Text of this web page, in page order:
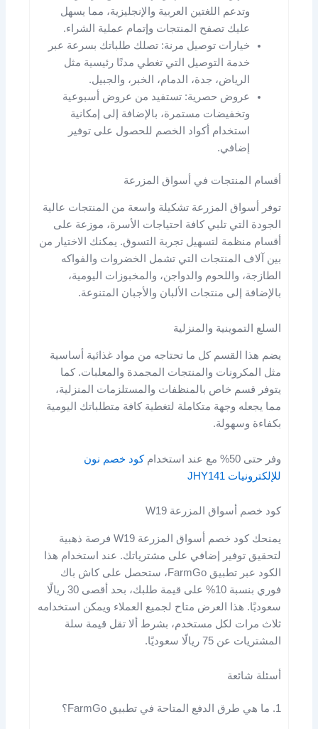
وتدعم اللغتين العربية والإنجليزية، مما يسهل
عليك تصفح المنتجات وإتمام عملية الشراء.
خيارات توصيل مرنة: تصلك طلباتك بسرعة عبر
خدمة التوصيل التي تغطي مدنًا رئيسية مثل
الرياض، جدة، الدمام، الخبر، والجبيل.
عروض حصرية: تستفيد من عروض أسبوعية
وتخفيضات مستمرة، بالإضافة إلى إمكانية
استخدام أكواد الخصم للحصول على توفير
إضافي.
أقسام المنتجات في أسواق المزرعة
توفر أسواق المزرعة تشكيلة واسعة من المنتجات عالية
الجودة التي تلبي كافة احتياجات الأسرة، موزعة على
أقسام منظمة لتسهيل تجربة التسوق. يمكنك الاختيار من
بين آلاف المنتجات التي تشمل الخضروات والفواكه
الطازجة، واللحوم والدواجن، والمخبوزات اليومية،
بالإضافة إلى منتجات الألبان والأجبان المتنوعة.
السلع التموينية والمنزلية
يضم هذا القسم كل ما تحتاجه من مواد غذائية أساسية
مثل المكرونات والمنتجات المجمدة والمعلبات. كما
يتوفر قسم خاص بالمنظفات والمستلزمات المنزلية،
مما يجعله وجهة متكاملة لتغطية كافة متطلباتك اليومية
بكفاءة وسهولة.
وفر حتى 50% مع عند استخدام
كود خصم نون
للإلكترونيات JHY141
كود خصم أسواق المزرعة W19
يمنحك كود خصم أسواق المزرعة W19 فرصة ذهبية
لتحقيق توفير إضافي على مشترياتك. عند استخدام هذا
الكود عبر تطبيق FarmGo، ستحصل على كاش باك
فوري بنسبة 10% على قيمة طلبك، بحد أقصى 30 ريالًا
سعوديًا. هذا العرض متاح لجميع العملاء ويمكن استخدامه
ثلاث مرات لكل مستخدم، بشرط ألا تقل قيمة سلة
المشتريات عن 75 ريالًا سعوديًا.
أسئلة شائعة
1. ما هي طرق الدفع المتاحة في تطبيق FarmGo؟